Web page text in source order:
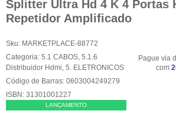
Splitter Ultra Hd 4 K 4 Portas
Repetidor Amplificado
Sku: MARKETPLACE-88772
Categoria: 5.1 CABOS 5.1.6
Distribuidor Hdmi 5. ELETRONICOS
Código de Barras: 0603004249279
ISBN: 31301001227
LANÇAMENTO
Pague via
com